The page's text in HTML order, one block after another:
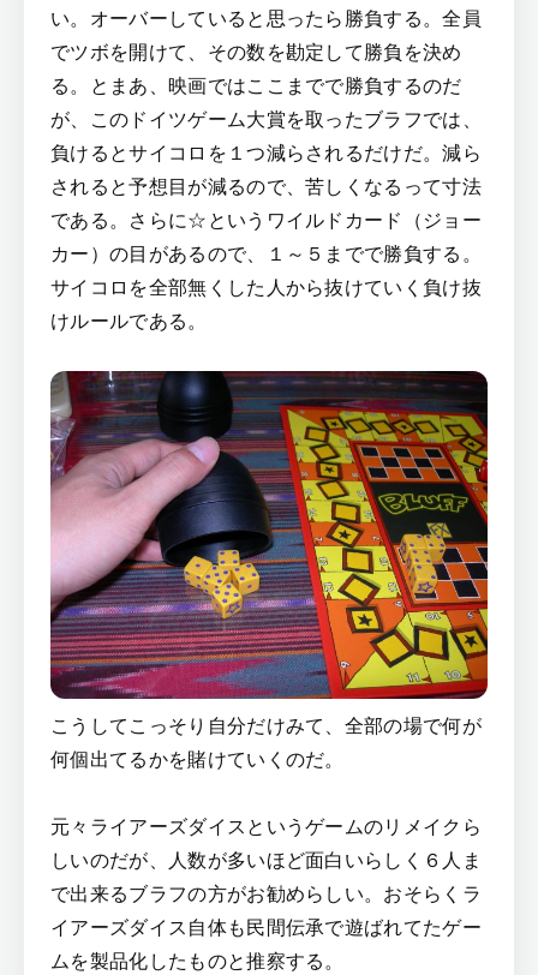
い。オーバーしていると思ったら勝負する。全員
でツボを開けて、その数を勘定して勝負を決め
る。とまあ、映画ではここまでで勝負するのだ
が、このドイツゲーム大賞を取ったブラフでは、
負けるとサイコロを１つ減らされるだけだ。減ら
されると予想目が減るので、苦しくなるって寸法
である。さらに☆というワイルドカード（ジョー
カー）の目があるので、１～５までで勝負する。
サイコロを全部無くした人から抜けていく負け抜
けルールである。
こうしてこっそり自分だけみて、全部の場で何が
何個出てるかを賭けていくのだ。
元々ライアーズダイスというゲームのリメイクら
しいのだが、人数が多いほど面白いらしく６人ま
で出来るブラフの方がお勧めらしい。おそらくラ
イアーズダイス自体も民間伝承で遊ばれてたゲー
ムを製品化したものと推察する。